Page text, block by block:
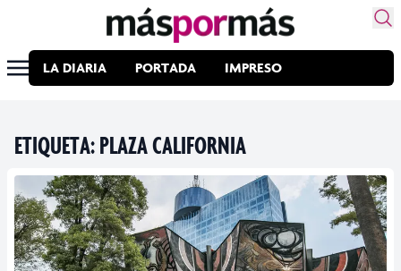
LA DIARIA PORTADA IMPRESO
ETIQUETA:PLAZA CALIFORNIA